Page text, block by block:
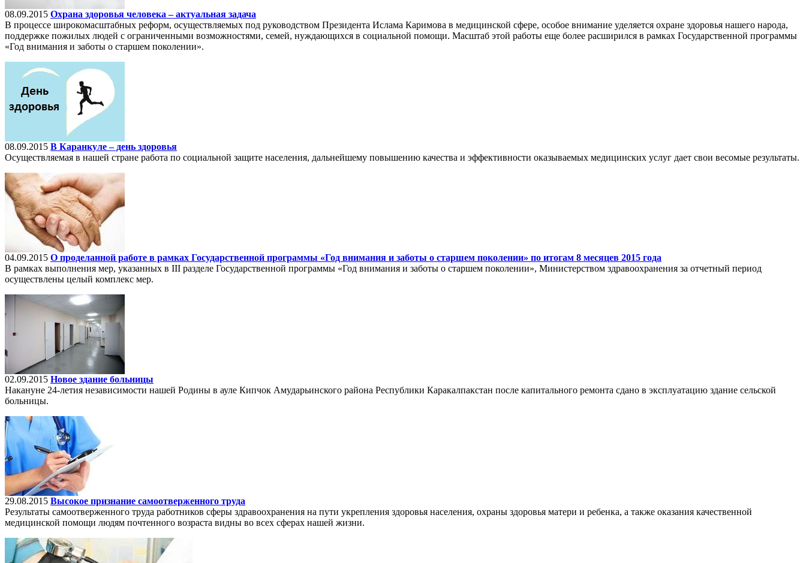
08.09.2015 Охрана здоровья человека – актуальная задача
В процессе широкомасштабных реформ, осуществляемых под руководством Президента Ислама Каримова в медицинской сфере, особое внимание уделяется охране здоровья нашего народа,
поддержке пожилых людей с ограниченными возможностями, семей, нуждающихся в социальной помощи. Масштаб этой работы еще более расширился в рамках Государственной программы
«Год внимания и заботы о старшем поколении».
08.09.2015 В Каранкуле – день здоровья
Осуществляемая в нашей стране работа по социальной защите населения, дальнейшему повышению качества и эффективности оказываемых медицинских услуг дает свои весомые результаты.
04.09.2015 О проделанной работе в рамках Государственной программы «Год внимания и заботы о старшем поколении» по итогам 8 месяцев 2015 года
В рамках выполнения мер, указанных в III разделе Государственной программы «Год внимания и заботы о старшем поколении», Министерством здравоохранения за отчетный период
осуществлены целый комплекс мер.
02.09.2015 Новое здание больницы
Накануне 24-летия независимости нашей Родины в ауле Кипчок Амударьинского района Республики Каракалпакстан после капитального ремонта сдано в эксплуатацию здание сельской
больницы.
29.08.2015 Высокое признание самоотверженного труда
Результаты самоотверженного труда работников сферы здравоохранения на пути укрепления здоровья населения, охраны здоровья матери и ребенка, а также оказания качественной
медицинской помощи людям почтенного возраста видны во всех сферах нашей жизни.